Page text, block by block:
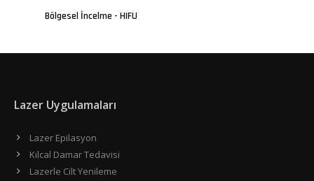
Bölgesel İncelme - HIFU
Lazer Uygulamaları
Lazer Epilasyon
Kılcal Damar Tedavisi
Lazerle Cilt Yenileme